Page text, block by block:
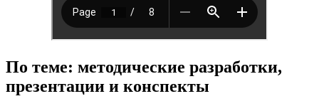
По теме: методические разработки,
презентации и конспекты